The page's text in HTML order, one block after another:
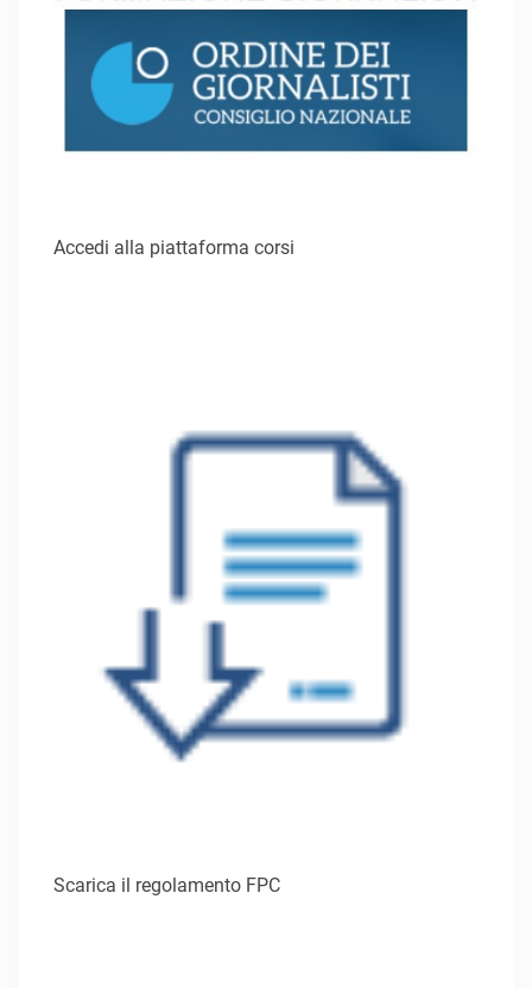
Accedi alla piattaforma corsi
Scarica il regolamento FPC